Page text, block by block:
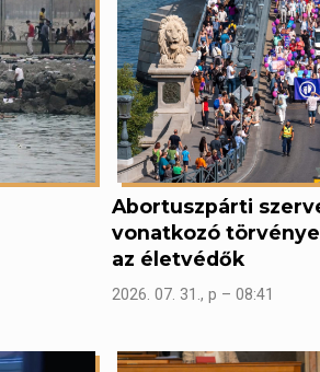
Abortuszpárti
vonatkozó
az életvédők
2026. 07. 31., p – 08:41